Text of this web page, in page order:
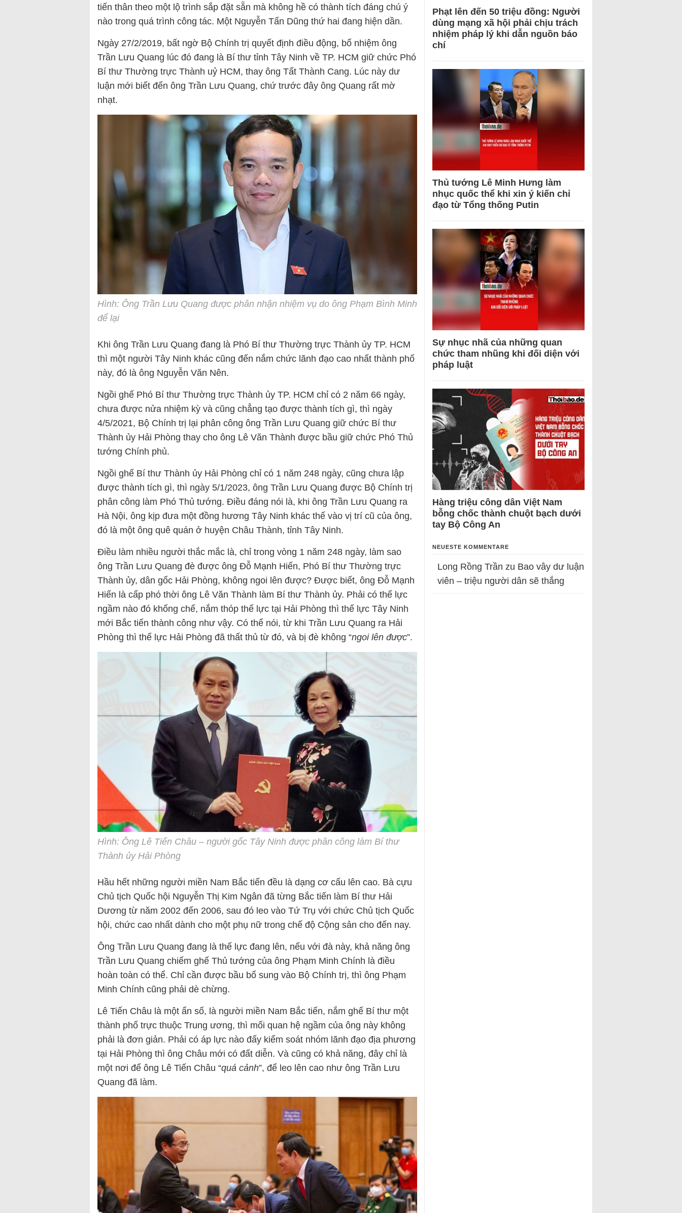
tiến thân theo một lộ trình sắp đặt sẵn mà không hề có thành tích đáng chú ý
nào trong quá trình công tác. Một Nguyễn Tấn Dũng thứ hai đang hiện dần.
Ngày 27/2/2019, bất ngờ Bộ Chính trị quyết định điều động, bổ nhiệm ông
Trần Lưu Quang lúc đó đang là Bí thư tỉnh Tây Ninh về TP. HCM giữ chức Phó
Bí thư Thường trực Thành uỷ HCM, thay ông Tất Thành Cang. Lúc này dư
luận mới biết đến ông Trần Lưu Quang, chứ trước đây ông Quang rất mờ
nhạt.
Hình: Ông Trần Lưu Quang được phân nhận nhiệm vụ do ông Phạm Bình Minh
để lại
Khi ông Trần Lưu Quang đang là Phó Bí thư Thường trực Thành ủy TP. HCM
thì một người Tây Ninh khác cũng đến nắm chức lãnh đạo cao nhất thành phố
này, đó là ông Nguyễn Văn Nên.
Ngồi ghế Phó Bí thư Thường trực Thành ủy TP. HCM chỉ có 2 năm 66 ngày,
chưa được nửa nhiệm kỳ và cũng chẳng tạo được thành tích gì, thì ngày
4/5/2021, Bộ Chính trị lại phân công ông Trần Lưu Quang giữ chức Bí thư
Thành ủy Hải Phòng thay cho ông Lê Văn Thành được bầu giữ chức Phó Thủ
tướng Chính phủ.
Ngồi ghế Bí thư Thành ủy Hải Phòng chỉ có 1 năm 248 ngày, cũng chưa lập
được thành tích gì, thì ngày 5/1/2023, ông Trần Lưu Quang được Bộ Chính trị
phân công làm Phó Thủ tướng. Điều đáng nói là, khi ông Trần Lưu Quang ra
Hà Nội, ông kịp đưa một đồng hương Tây Ninh khác thế vào vị trí cũ của ông,
đó là một ông quê quán ở huyện Châu Thành, tỉnh Tây Ninh.
Điều làm nhiều người thắc mắc là, chỉ trong vòng 1 năm 248 ngày, làm sao
ông Trần Lưu Quang đè được ông Đỗ Mạnh Hiến, Phó Bí thư Thường trực
Thành ủy, dân gốc Hải Phòng, không ngoi lên được? Được biết, ông Đỗ Mạnh
Hiến là cấp phó thời ông Lê Văn Thành làm Bí thư Thành ủy. Phải có thế lực
ngầm nào đó khống chế, nắm thóp thế lực tại Hải Phòng thì thế lực Tây Ninh
mới Bắc tiến thành công như vậy. Có thể nói, từ khi Trần Lưu Quang ra Hải
Phòng thì thế lực Hải Phòng đã thất thủ từ đó, và bị đè không “ngoi lên được”.
Hình: Ông Lê Tiến Châu – người gốc Tây Ninh được phân công làm Bí thư
Thành ủy Hải Phòng
Hầu hết những người miền Nam Bắc tiến đều là dạng cơ cấu lên cao. Bà cựu
Chủ tịch Quốc hội Nguyễn Thị Kim Ngân đã từng Bắc tiến làm Bí thư Hải
Dương từ năm 2002 đến 2006, sau đó leo vào Tứ Trụ với chức Chủ tịch Quốc
hội, chức cao nhất dành cho một phụ nữ trong chế độ Cộng sản cho đến nay.
Ông Trần Lưu Quang đang là thế lực đang lên, nếu với đà này, khả năng ông
Trần Lưu Quang chiếm ghế Thủ tướng của ông Phạm Minh Chính là điều
hoàn toàn có thể. Chỉ cần được bầu bổ sung vào Bộ Chính trị, thì ông Phạm
Minh Chính cũng phải dè chừng.
Lê Tiến Châu là một ẩn số, là người miền Nam Bắc tiến, nắm ghế Bí thư một
thành phố trực thuộc Trung ương, thì mối quan hệ ngầm của ông này không
phải là đơn giản. Phải có áp lực nào đấy kiểm soát nhóm lãnh đạo địa phương
tại Hải Phòng thì ông Châu mới có đất diễn. Và cũng có khả năng, đây chỉ là
một nơi để ông Lê Tiến Châu “quá cảnh”, để leo lên cao như ông Trần Lưu
Quang đã làm.
Phạt lên đến 50 triệu đồng: Người
dùng mạng xã hội phải chịu trách
nhiệm pháp lý khi dẫn nguồn báo
chí
Thủ tướng Lê Minh Hưng làm
nhục quốc thể khi xin ý kiến chỉ
đạo từ Tổng thống Putin
Sự nhục nhã của những quan
chức tham nhũng khi đối diện với
pháp luật
Hàng triệu công dân Việt Nam
bỗng chốc thành chuột bạch dưới
tay Bộ Công An
NEUESTE KOMMENTARE
Long Rồng Trần zu Bao vây dư luận
viên – triệu người dân sẽ thắng